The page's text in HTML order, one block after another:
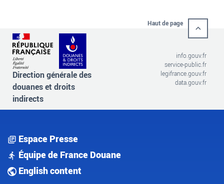
Haut de page
Direction générale des
douanes et droits
indirects
info.gouv.fr
service-public.fr
legifrance.gouv.fr
data.gouv.fr
Espace Presse
Équipe de France Douane
English content